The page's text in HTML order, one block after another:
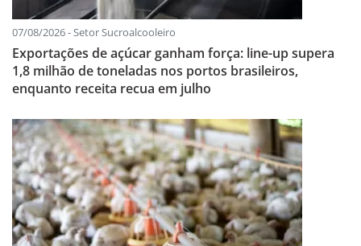
07/08/2026 - Setor Sucroalcooleiro
Exportações de açúcar ganham força: line-up supera
1,8 milhão de toneladas nos portos brasileiros,
enquanto receita recua em julho